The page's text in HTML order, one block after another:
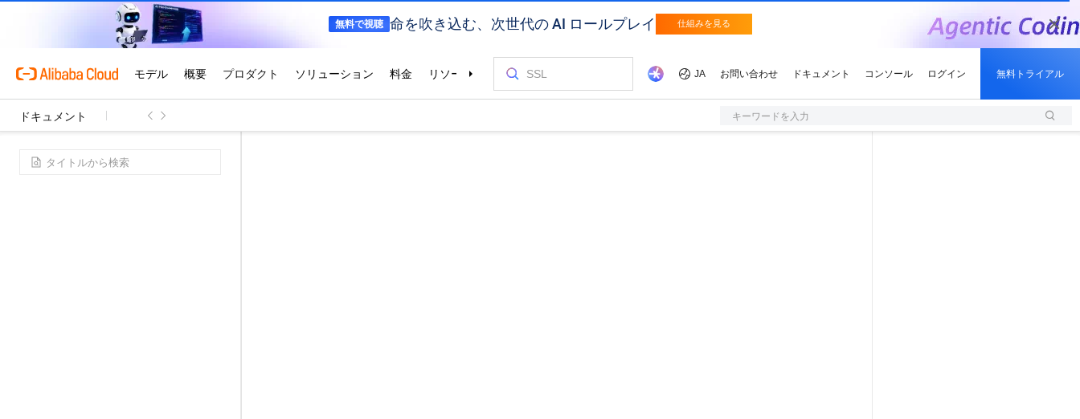
ドキュメント キーワードを入力